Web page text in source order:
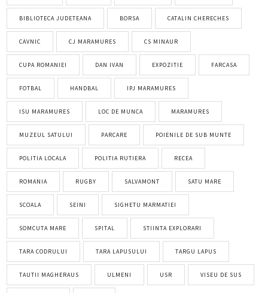
BIBLIOTECA JUDETEANA BORSA CATALIN CHERECHES
CAVNIC CJ MARAMURES CS MINAUR
CUPA ROMANIEI DAN IVAN EXPOZITIE FARCASA
FOTBAL HANDBAL IPJ MARAMURES
ISU MARAMURES LOC DE MUNCA MARAMURES
MUZEUL SATULUI PARCARE POIENILE DE SUB MUNTE
POLITIA LOCALA POLITIA RUTIERA RECEA
ROMANIA RUGBY SALVAMONT SATU MARE
SCOALA SEINI SIGHETU MARMATIEI
SOMCUTA MARE SPITAL STIINTA EXPLORARI
TARA CODRULUI TARA LAPUSULUI TARGU LAPUS
TAUTII MAGHERAUS ULMENI USR VISEU DE SUS